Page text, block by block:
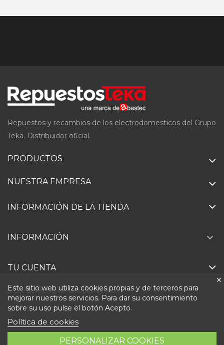
Repuestos y recambios de los electrodomesticos del Grupo
Teka. Distribuidor oficial.
PRODUCTOS
NUESTRA EMPRESA
INFORMACIÓN DE LA TIENDA
Este sitio web utiliza cookies propias y de terceros para
mejorar nuestros servicios. Para dar su consentimiento
sobre su uso pulse el botón Acepto.
Política de cookies
PERSONALIZAR COOKIES
INFORMACIÓN 
TU CUENTA
Ejercer derecho de desistimiento